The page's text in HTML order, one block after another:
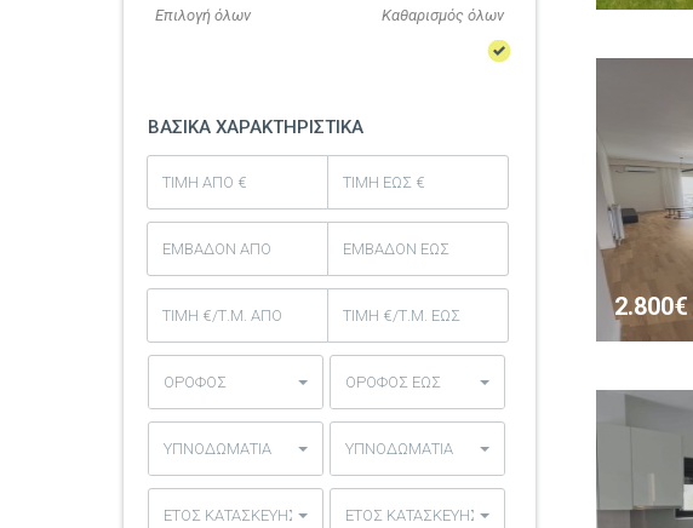
Επιλογή όλων
ΒΑΣΙΚΑ ΧΑΡΑΚΤΗΡΙΣΤΙΚΑ
ΟΡΟΦΟΣ ΟΡΟΦΟΣ ΕΩΣ
ΥΠΝΟΔΩΜΑΤΙΑ ΥΠΝΟΔΩΜΑΤΙΑ
ΕΤΟΣ ΚΑΤΑΣΚΕΥΗΣ ΕΤΟΣ ΚΑΤΑΣΚΕΥΗΣ
2.800€